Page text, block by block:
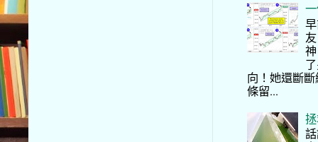
向！她還斷
條留...